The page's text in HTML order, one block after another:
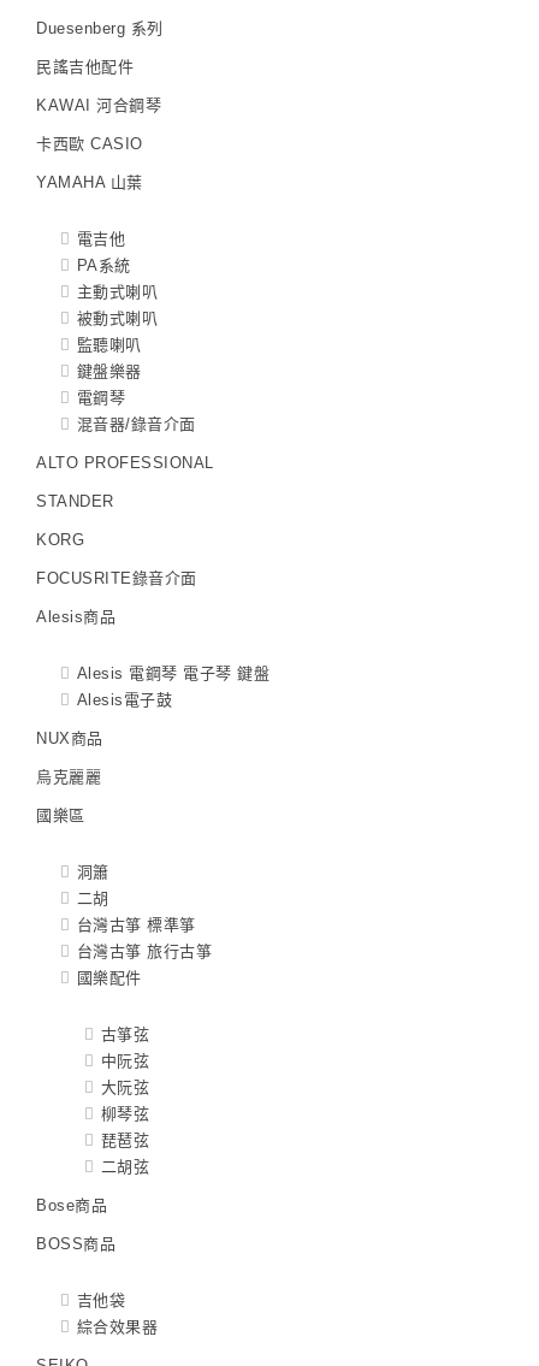
Duesenberg 系列
民謠吉他配件
KAWAI 河合鋼琴
卡西歐 CASIO
YAMAHA 山葉
電吉他
PA系統
主動式喇叭
被動式喇叭
監聽喇叭
鍵盤樂器
電鋼琴
混音器/錄音介面
ALTO PROFESSIONAL
STANDER
KORG
FOCUSRITE錄音介面
Alesis商品
Alesis 電鋼琴 電子琴 鍵盤
Alesis電子鼓
NUX商品
烏克麗麗
國樂區
洞簫
二胡
台灣古箏 標準箏
台灣古箏 旅行古箏
國樂配件
古箏弦
中阮弦
大阮弦
柳琴弦
琵琶弦
二胡弦
Bose商品
BOSS商品
吉他袋
綜合效果器